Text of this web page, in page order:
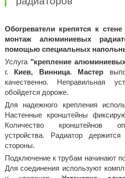
Обогреватели крепятся к
монтаж алюминиевых
помощью специальных
Услуга "крепление
г. Киев, Винница. Мастер
качественно. Неправильная
обойдется дороже.
Для надежного крепления
Настенные кронштейны
Количество кронштейнов
устройства. Радиатор
стороны.
Подключение к трубам начинают
Для соединения используют